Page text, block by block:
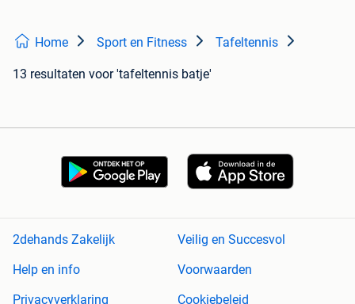
Home Sport en Fitness Tafeltennis
13 resultaten voor 'tafeltennis batje'
2dehands Zakelijk
Veilig en Succesvol
Help en info
Voorwaarden
Privacyverklaring
Cookiebeleid